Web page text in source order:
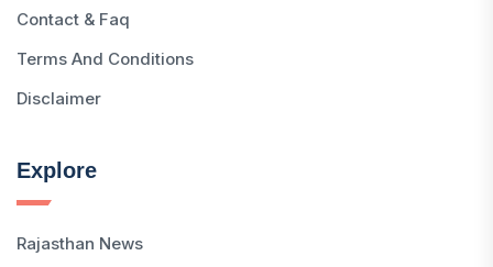
Contact & Faq
Terms And Conditions
Disclaimer
Explore
Rajasthan News